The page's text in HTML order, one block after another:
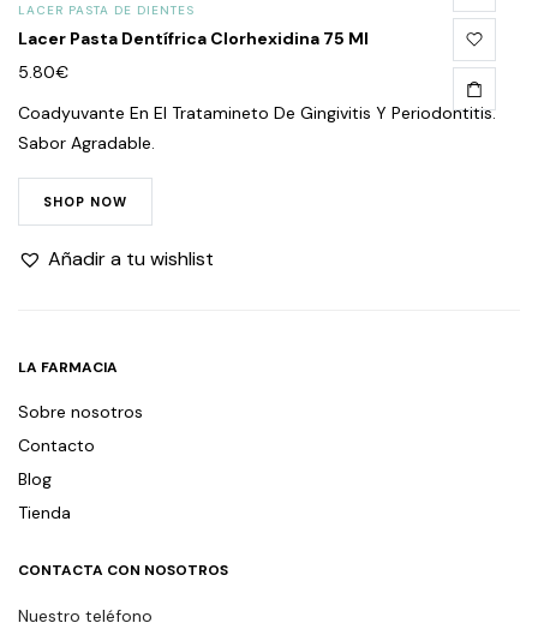
LACER PASTA DE DIENTES
Lacer Pasta Dentífrica Clorhexidina 75 Ml
5.80€
Coadyuvante En El Tratamineto De Gingivitis Y Periodontitis.
Sabor Agradable.
SHOP NOW
Añadir a tu wishlist
LA FARMACIA
Sobre nosotros
Contacto
Blog
Tienda
CONTACTA CON NOSOTROS
Nuestro teléfono